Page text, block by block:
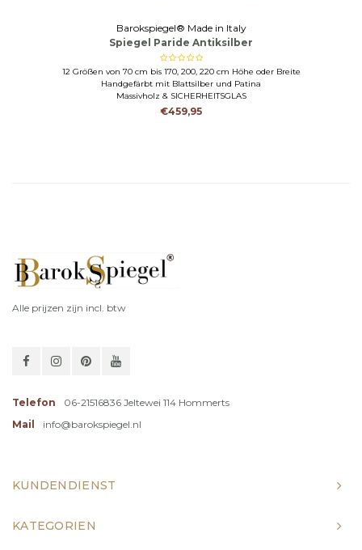
Barokspiegel® Made in Italy
Spiegel Paride Antiksilber
12 Größen von 70 cm bis 170, 200, 220 cm Höhe oder Breite
Handgefärbt mit Blattsilber und Patina
Massivholz & SICHERHEITSGLAS
€459,95
Alle prijzen zijn incl. btw
Telefon
06-21516836 Jeltewei 114 Hommerts
Mail
info@barokspiegel.nl
KUNDENDIENST
KATEGORIEN